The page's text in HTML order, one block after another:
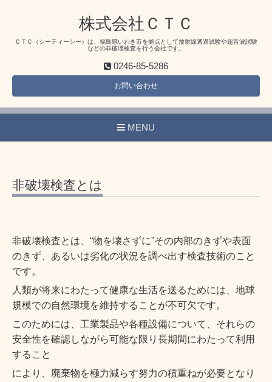
株式会社ＣＴＣ
ＣＴＣ（シーティーシー）は、福島県いわき市を拠点として放射線透過試験や超音波試験
などの非破壊検査を行う会社です。
0246-85-5286
お問い合わせ
MENU
非破壊検査とは
非破壊検査とは、“物を壊さずに”その内部のきずや表面
のきず、あるいは劣化の状況を調べ出す検査技術のこと
です。
人類が将来にわたって健康な生活を送るためには、地球
規模での自然環境を維持することが不可欠です。
このためには、工業製品や各種設備について、それらの
安全性を確認しながら可能な限り長期間にわたって利用
すること
により、廃棄物を極力減らす努力の積重ねが必要となり